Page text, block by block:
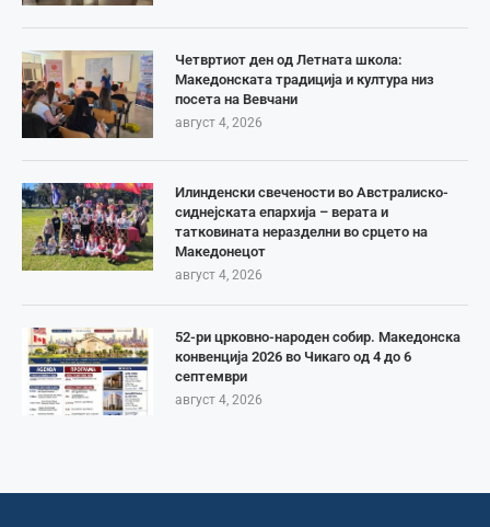
Четвртиот ден од Летната школа:
Македонската традиција и култура низ
посета на Вевчани
август 4, 2026
Илинденски свечености во Австралиско-
сиднејската епархија – верата и
татковината неразделни во срцето на
Македонецот
август 4, 2026
52-ри црковно-народен собир. Македонска
конвенција 2026 во Чикаго од 4 до 6
септември
август 4, 2026